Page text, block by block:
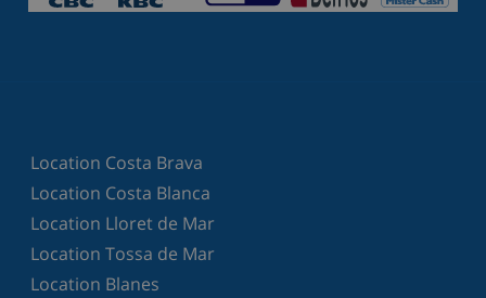
Location Costa Brava
Location Costa Blanca
Location Lloret de Mar
Location Tossa de Mar
Location Blanes